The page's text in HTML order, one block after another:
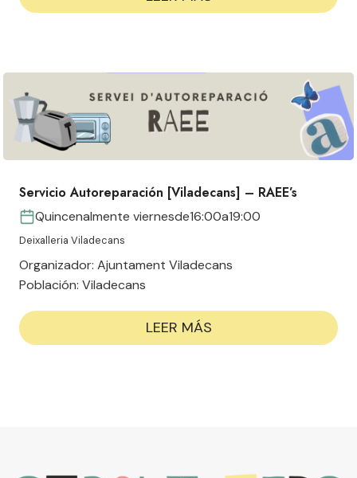
Servicio Autoreparación [Viladecans] – RAEE’s
Quincenalmente viernesde16:00a19:00
Deixalleria Viladecans
Organizador: Ajuntament Viladecans
Población: Viladecans
LEER MÁS